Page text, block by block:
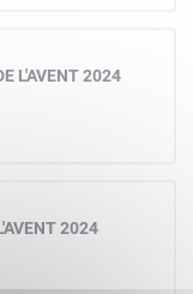
L'AVENT 2024
2024